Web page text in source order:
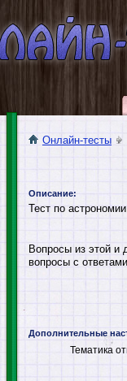
Онлайн-тесты
Описание:
Тест по
Вопросы из этой и
вопросы с
Дополнительные
Тематика